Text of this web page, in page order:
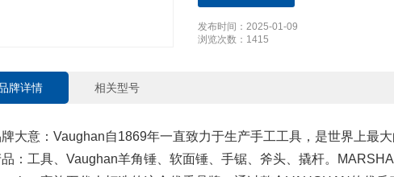
发布时间：2025-01-09
浏览次数：1415
牌详情 相关型号
大意：Vaughan自1869年一直致力于生产手工工具，是世界上最
：工具、Vaughan羊角锤、软面锤、手锯、斧头、撬杆。